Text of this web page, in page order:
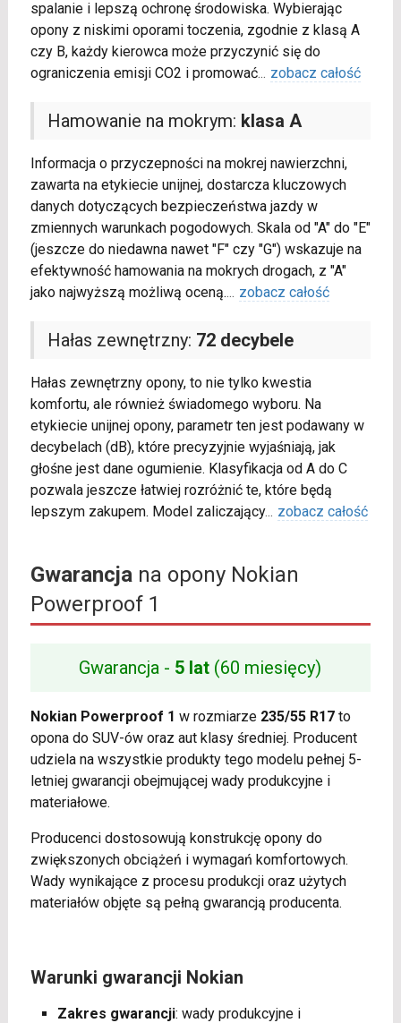
spalanie i lepszą ochronę środowiska. Wybierając
opony z niskimi oporami toczenia, zgodnie z klasą A
czy B, każdy kierowca może przyczynić się do
ograniczenia emisji CO2 i promować... zobacz całość
Hamowanie na mokrym: klasa A
Informacja o przyczepności na mokrej nawierzchni,
zawarta na etykiecie unijnej, dostarcza kluczowych
danych dotyczących bezpieczeństwa jazdy w
zmiennych warunkach pogodowych. Skala od "A" do "E"
(jeszcze do niedawna nawet "F" czy "G") wskazuje na
efektywność hamowania na mokrych drogach, z "A"
jako najwyższą możliwą oceną.... zobacz całość
Hałas zewnętrzny: 72 decybele
Hałas zewnętrzny opony, to nie tylko kwestia
komfortu, ale również świadomego wyboru. Na
etykiecie unijnej opony, parametr ten jest podawany w
decybelach (dB), które precyzyjnie wyjaśniają, jak
głośne jest dane ogumienie. Klasyfikacja od A do C
pozwala jeszcze łatwiej rozróżnić te, które będą
lepszym zakupem. Model zaliczający... zobacz całość
Gwarancjana opony Nokian
Powerproof 1
Gwarancja - 5 lat (60 miesięcy)
Nokian Powerproof 1 w rozmiarze 235/55 R17to
opona do SUV-ów oraz aut klasy średniej. Producent
udziela na wszystkie produkty tego modelu pełnej 5-
letniej gwarancji obejmującej wady produkcyjne i
materiałowe.
Producenci dostosowują konstrukcję opony do
zwiększonych obciążeń i wymagań komfortowych.
Wady wynikające z procesu produkcji oraz użytych
materiałów objęte są pełną gwarancją producenta.
Warunki gwarancji Nokian
Zakres gwarancji: wady produkcyjne i